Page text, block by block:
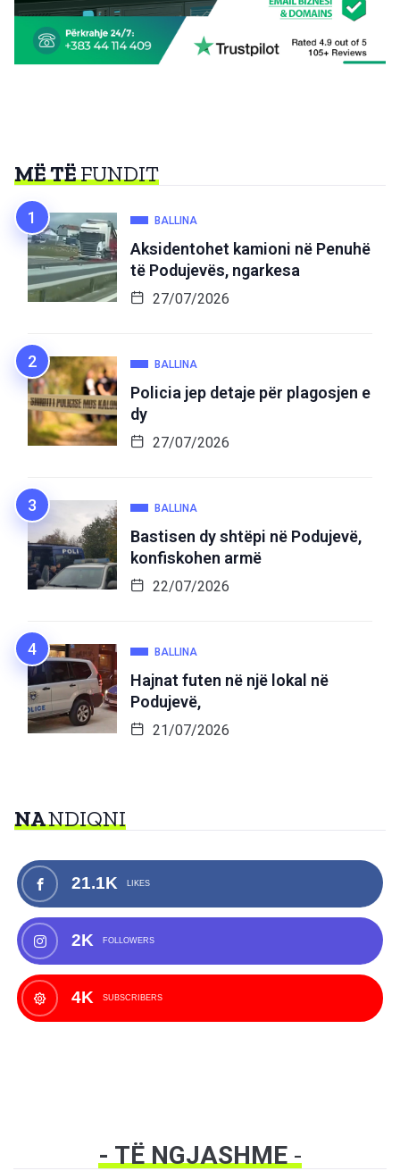
MË TËFUNDIT
BALLINA
Aksidentohet kamioni në Penuhë
të Podujevës, ngarkesa
27/07/2026
BALLINA
Policia jep detaje për plagosjen e
dy
27/07/2026
BALLINA
Bastisen dy shtëpi në Podujevë,
konfiskohen armë
22/07/2026
BALLINA
Hajnat futen në një lokal në
Podujevë,
21/07/2026
NANDIQNI
21.1K LIKES
2K FOLLOWERS
4K SUBSCRIBERS
- TË NGJASHME -